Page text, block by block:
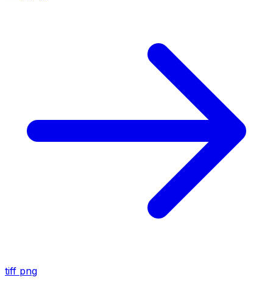
tiff png